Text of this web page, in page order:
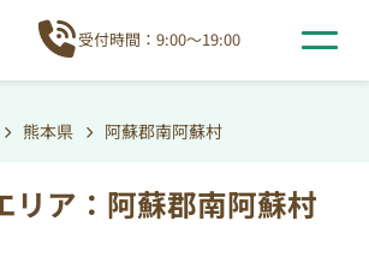
受付時間：9:00～19:00
熊本県 阿蘇郡南阿蘇村
リア：阿蘇郡南阿蘇村